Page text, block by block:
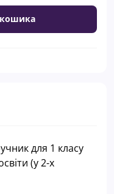
для 1 класу
(у 2-х